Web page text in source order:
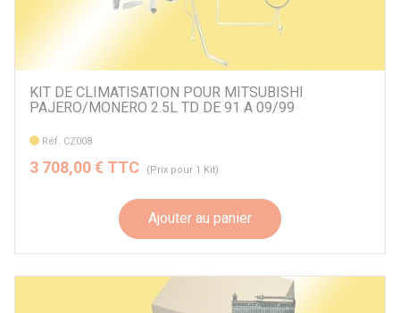
KIT DE CLIMATISATION POUR MITSUBISHI
PAJERO/MONERO 2.5L TD DE 91 A 09/99
Réf. CZ008
3 708,00 € TTC (Prix pour 1 Kit)
Ajouter au panier